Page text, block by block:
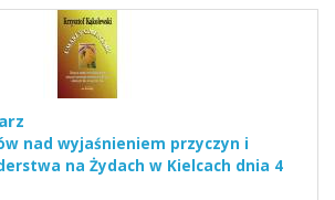
nad wyjaśnieniem przyczyn i
na Żydach w Kielcach dnia 4